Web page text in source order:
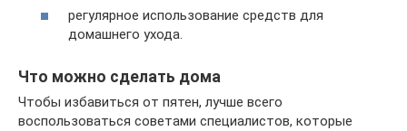
регулярное использование средств для
домашнего ухода.
Что можно сделать дома
Чтобы избавиться от пятен, лучше всего
воспользоваться советами специалистов, которые